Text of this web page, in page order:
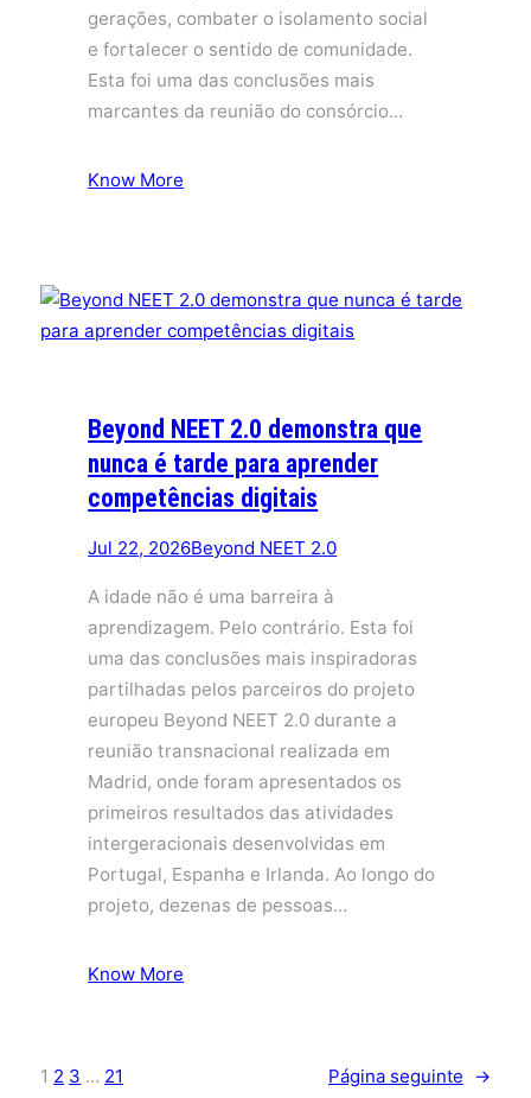
gerações, combater o isolamento social
e fortalecer o sentido de comunidade.
Esta foi uma das conclusões mais
marcantes da reunião do consórcio…
Know More
Beyond NEET 2.0 demonstra que
nunca é tarde para aprender
competências digitais
Jul 22, 2026Beyond NEET 2.0
A idade não é uma barreira à
aprendizagem. Pelo contrário. Esta foi
uma das conclusões mais inspiradoras
partilhadas pelos parceiros do projeto
europeu Beyond NEET 2.0 durante a
reunião transnacional realizada em
Madrid, onde foram apresentados os
primeiros resultados das atividades
intergeracionais desenvolvidas em
Portugal, Espanha e Irlanda. Ao longo do
projeto, dezenas de pessoas…
Know More
1 2 3 … 21 Página seguinte →